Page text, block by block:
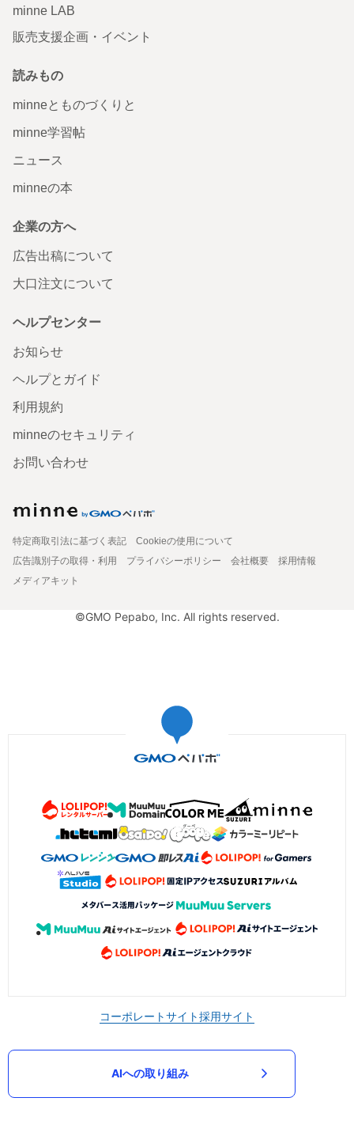
minne LAB
販売支援企画・イベント
読みもの
minneとものづくりと
minne学習帖
ニュース
minneの本
企業の方へ
広告出稿について
大口注文について
ヘルプセンター
お知らせ
ヘルプとガイド
利用規約
minneのセキュリティ
お問い合わせ
特定商取引法に基づく表記
Cookieの使用について
広告識別子の取得・利用
プライバシーポリシー 会社概要
採用情報
メディアキット
©GMO Pepabo, Inc. All rights reserved.
コーポレートサイト採用サイト
AIへの取り組み